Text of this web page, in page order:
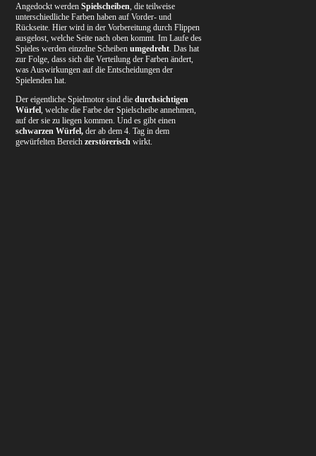
Angedockt werdenSpielscheiben, die teilweise
unterschiedliche Farben haben auf Vorder- und
Rückseite. Hier wird in der Vorbereitung durch Flippen
ausgelost, welche Seite nach oben kommt. Im Laufe des
Spieles werden einzelne Scheibenumgedreht. Das hat
zur Folge, dass sich die Verteilung der Farben ändert,
was Auswirkungen auf die Entscheidungen der
Spielenden hat.
Der eigentliche Spielmotor sind die durchsichtigen
Würfel, welche die Farbe der Spielscheibe annehmen,
auf der sie zu liegen kommen. Und es gibt einen
schwarzen Würfel, der ab dem 4. Tag in dem
gewürfelten Bereichzerstörerisch wirkt.